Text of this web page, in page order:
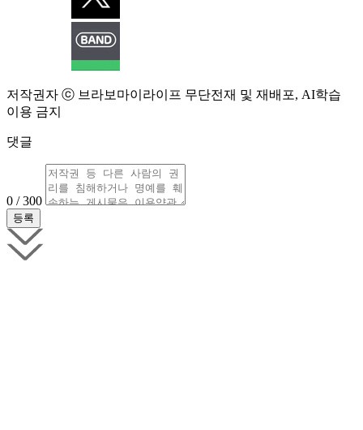
저작권자 ⓒ 브라보마이라이프 무단전재 및 재배포, AI학습
이용 금지
댓글
0 / 300